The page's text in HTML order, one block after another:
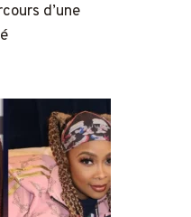
d’une